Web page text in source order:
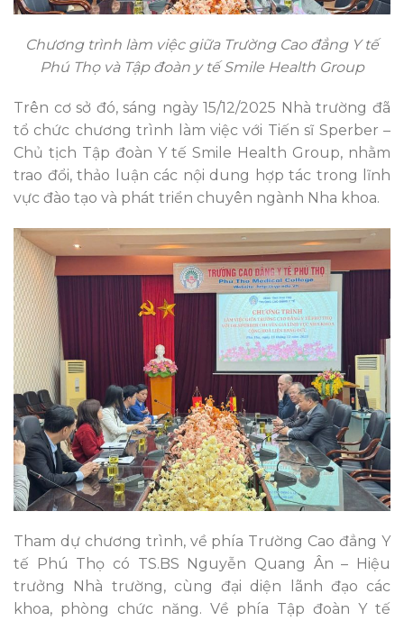
Chương trình làm việc giữa Trường Cao đẳng Y tế
Phú Thọ và Tập đoàn y tế Smile Health Group
Trên cơ sở đó, sáng ngày 15/12/2025 Nhà trường đã
tổ chức chương trình làm việc với Tiến sĩ Sperber –
Chủ tịch Tập đoàn Y tế Smile Health Group, nhằm
trao đổi, thảo luận các nội dung hợp tác trong lĩnh
vực đào tạo và phát triển chuyên ngành Nha khoa.
Tham dự chương trình, về phía Trường Cao đẳng Y
tế Phú Thọ có TS.BS Nguyễn Quang Ân – Hiệu
trưởng Nhà trường, cùng đại diện lãnh đạo các
khoa, phòng chức năng. Về phía Tập đoàn Y tế